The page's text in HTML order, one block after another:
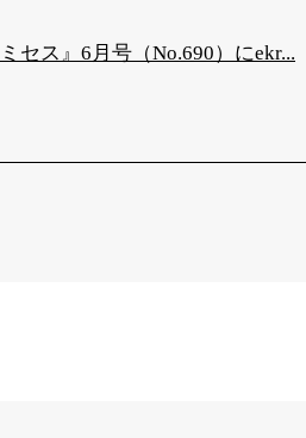
ミセス』6月号（No.690）にekr...